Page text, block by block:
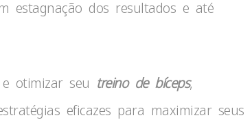
estagnação dos resultados e até
otimizar seu treino de bíceps,
eficazes para maximizar seus